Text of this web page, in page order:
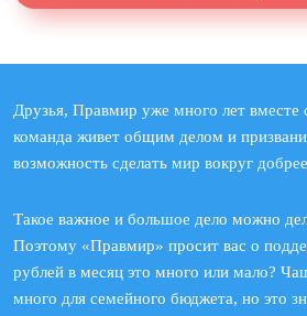
Друзья, Правмир уже много лет вместе
команда живет общим делом и
возможность сделать мир вокруг
Такое важное и большое дело можно
Поэтому «Правмир» просит вас о
рублей в месяц это много или мало?
много для семейного бюджета, но это